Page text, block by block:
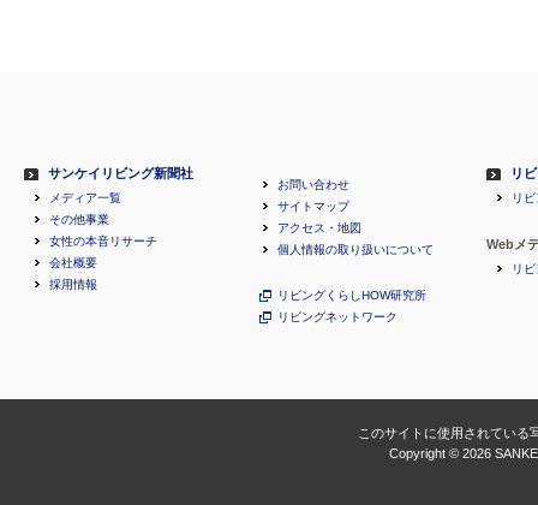
サンケイリビング新聞社
メディア一覧
その他事業
女性の本音リサーチ
会社概要
採用情報
お問い合わせ
サイトマップ
アクセス・地図
個人情報の取り扱いについて
リビングくらしHOW研究所
リビングネットワーク
リ
リ
Webメ
リ
このサイトに使用されている
Copyright © 2026